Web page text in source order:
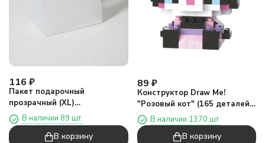
116 ₽
Пакет подарочный
прозрачный (XL)
"Квадратная ручка четыре",
вертикальный, розовый
(32*26*12)
В наличии 89 шт.
В корзину
89 ₽
Конструктор Draw Me!
"Розовый кот" (165 деталей),
6*5*3 см
В наличии 1370 шт.
В корзину